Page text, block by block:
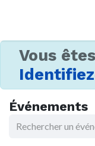
Vous
Événements